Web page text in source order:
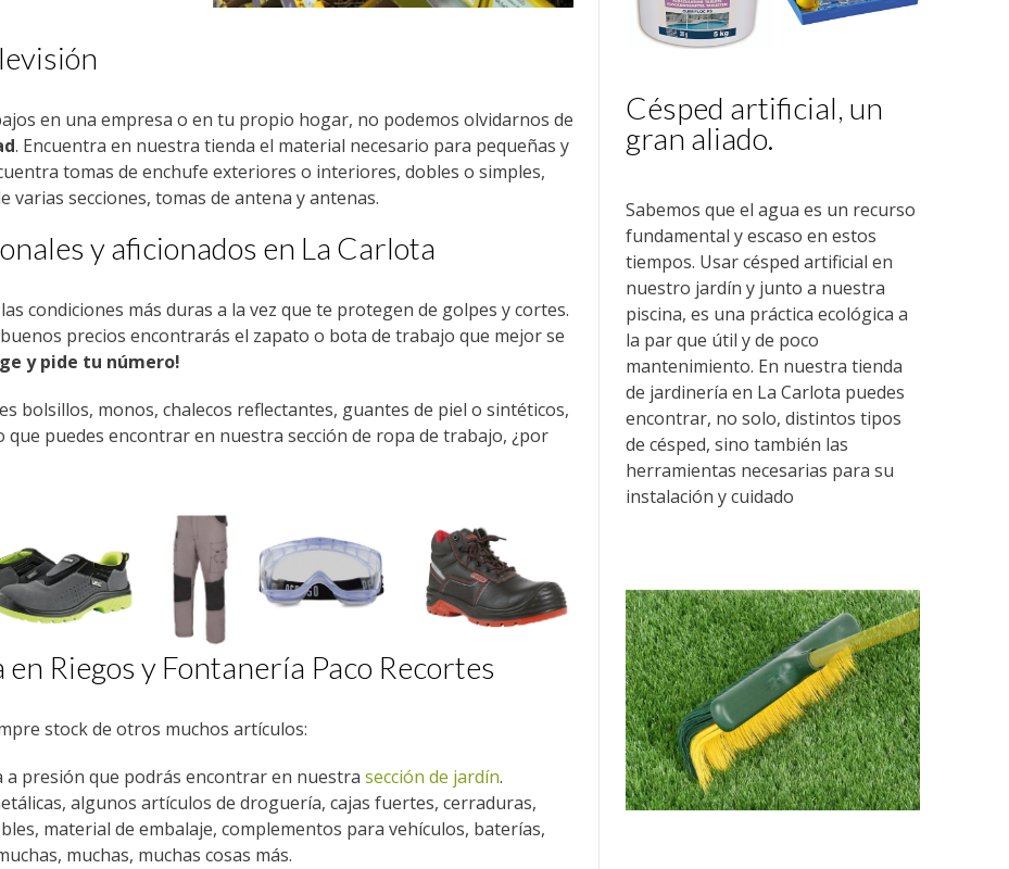
en una empresa o en tu propio hogar, no podemos olvidarnos de
. Encuentra en nuestra tienda el material necesario para pequeñas y
tomas de enchufe exteriores o interiores, dobles o simples,
secciones, tomas de antena y antenas.
y aficionados en La Carlota
condiciones más duras a la vez que te protegen de golpes y cortes.
precios encontrarás el zapato o bota de trabajo que mejor se
y pide tu número!
bolsillos, monos, chalecos reflectantes, guantes de piel o sintéticos,
que puedes encontrar en nuestra sección de ropa de trabajo, ¿por
Riegos y Fontanería Paco Recortes
stock de otros muchos artículos:
presión que podrás encontrar en nuestra sección de jardín.
algunos artículos de droguería, cajas fuertes, cerraduras,
material de embalaje, complementos para vehículos, baterías,
muchas, muchas cosas más.
Césped artificial, un
gran aliado.
Sabemos que el agua es un recurso
fundamental y escaso en estos
tiempos. Usar césped artificial en
nuestro jardín y junto a nuestra
piscina, es una práctica ecológica a
la par que útil y de poco
mantenimiento. En nuestra tienda
de jardinería en La Carlota puedes
encontrar, no solo, distintos tipos
de césped, sino también las
herramientas necesarias para su
instalación y cuidado